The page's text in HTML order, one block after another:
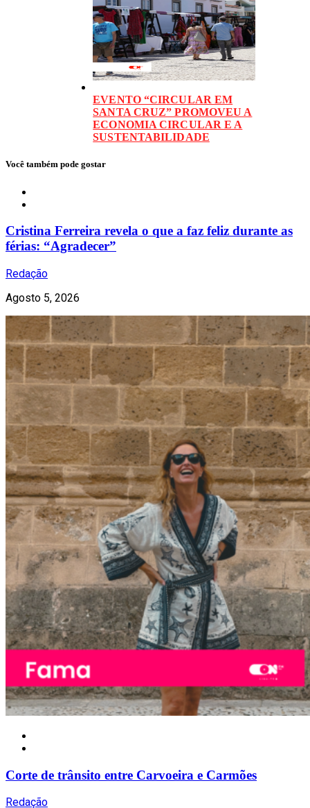
EVENTO “CIRCULAR EM
SANTA CRUZ” PROMOVEU A
ECONOMIA CIRCULAR E A
SUSTENTABILIDADE
Você também pode gostar
Cristina Ferreira revela o que a faz feliz durante as
férias: “Agradecer”
Redação
Agosto 5, 2026
Corte de trânsito entre Carvoeira e Carmões
Redação